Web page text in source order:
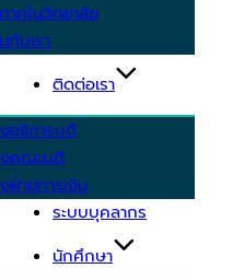
าศในวิทยาลัย
กับเรา
ติดต่อเรา
อธิการบดี
คณะบดี
ฝ่ายการเงิน
ระบบบุคลากร
นักศึกษา